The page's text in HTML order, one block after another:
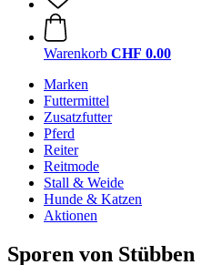
Warenkorb CHF 0.00
Marken
Futtermittel
Zusatzfutter
Pferd
Reiter
Reitmode
Stall & Weide
Hunde & Katzen
Aktionen
Sporen von Stübben